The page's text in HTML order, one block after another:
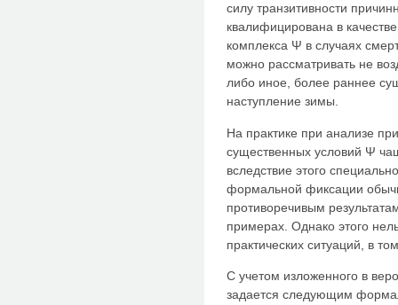
силу транзитивности
квалифицирована в
комплекса Ψ в случаях
можно рассматривать не
либо иное, более раннее
наступление зимы.
На практике при анализе
существенных условий Ψ
вследствие этого
формальной фиксации
противоречивым
примерах. Однако этого
практических ситуаций, в
С учетом изложенного в
задается следующим